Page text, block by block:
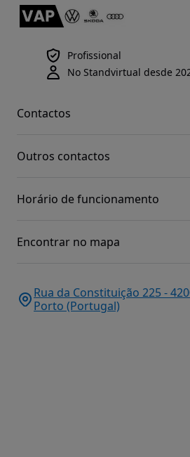
Profissional
No Standvirtual desde
Contactos
Outros contactos
Horário de funcionamento
Encontrar no mapa
Rua da Constituição 225 -
Porto (Portugal)